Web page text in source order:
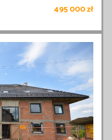
495 000 zł